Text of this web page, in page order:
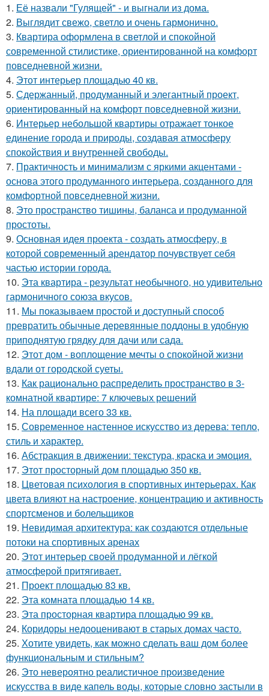
1. Её назвали "Гулящей" - и выгнали из дома.
2. Выглядит свежо, светло и очень гармонично.
3. Квартира оформлена в светлой и спокойной
современной стилистике, ориентированной на комфорт
повседневной жизни.
4. Этот интерьер площадью 40 кв.
5. Сдержанный, продуманный и элегантный проект,
ориентированный на комфорт повседневной жизни.
6. Интерьер небольшой квартиры отражает тонкое
единение города и природы, создавая атмосферу
спокойствия и внутренней свободы.
7. Практичность и минимализм с яркими акцентами -
основа этого продуманного интерьера, созданного для
комфортной повседневной жизни.
8. Это пространство тишины, баланса и продуманной
простоты.
9. Основная идея проекта - создать атмосферу, в
которой современный арендатор почувствует себя
частью истории города.
10. Эта квартира - результат необычного, но удивительно
гармоничного союза вкусов.
11. Мы показываем простой и доступный способ
превратить обычные деревянные поддоны в удобную
приподнятую грядку для дачи или сада.
12. Этот дом - воплощение мечты о спокойной жизни
вдали от городской суеты.
13. Как рационально распределить пространство в 3-
комнатной квартире: 7 ключевых решений
14. На площади всего 33 кв.
15. Современное настенное искусство из дерева: тепло,
стиль и характер.
16. Абстракция в движении: текстура, краска и эмоция.
17. Этот просторный дом площадью 350 кв.
18. Цветовая психология в спортивных интерьерах. Как
цвета влияют на настроение, концентрацию и активность
спортсменов и болельщиков
19. Невидимая архитектура: как создаются отдельные
потоки на спортивных аренах
20. Этот интерьер своей продуманной и лёгкой
атмосферой притягивает.
21. Проект площадью 83 кв.
22. Эта комната площадью 14 кв.
23. Эта просторная квартира площадью 99 кв.
24. Коридоры недооценивают в старых домах часто.
25. Хотите увидеть, как можно сделать ваш дом более
функциональным и стильным?
26. Это невероятно реалистичное произведение
искусства в виде капель воды, которые словно застыли в